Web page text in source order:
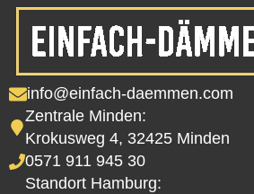
info@einfach-daemmen.com
Zentrale Minden:
Krokusweg 4, 32425 Minden
0571 911 945 30
Standort Hamburg: